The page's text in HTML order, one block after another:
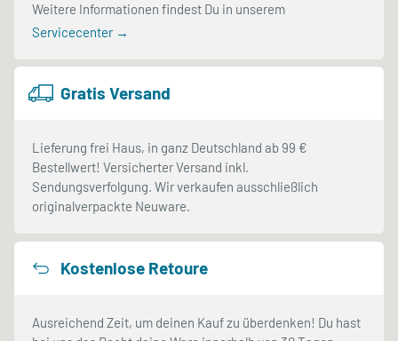
Weitere Informationen findest Du in unserem
Servicecenter →
Gratis Versand
Lieferung frei Haus, in ganz Deutschland ab 99 €
Bestellwert! Versicherter Versand inkl.
Sendungsverfolgung. Wir verkaufen ausschließlich
originalverpackte Neuware.
Kostenlose Retoure
Ausreichend Zeit, um deinen Kauf zu überdenken! Du hast